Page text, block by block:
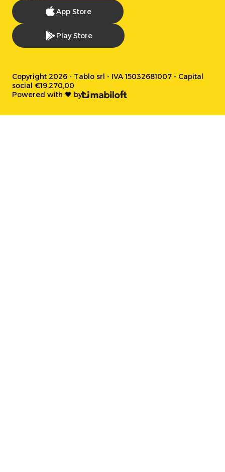
App Store
Play Store
Copyright 2026 - Tablo srl - IVA 15032681007 - Capital
social €19.270,00
Powered with 🖤 by